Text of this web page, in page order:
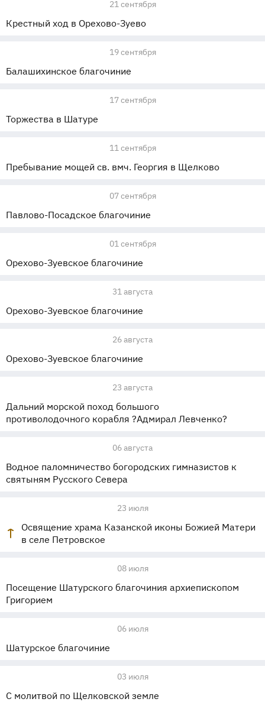
21 сентября
Крестный ход в Орехово-Зуево
19 сентября
Балашихинское благочиние
17 сентября
Торжества в Шатуре
11 сентября
Пребывание мощей св. вмч. Георгия в Щелково
07 сентября
Павлово-Посадское благочиние
01 сентября
Орехово-Зуевское благочиние
31 августа
Орехово-Зуевское благочиние
26 августа
Орехово-Зуевское благочиние
23 августа
Дальний морской поход большого
противолодочного корабля ?Адмирал Левченко?
06 августа
Водное паломничество богородских гимназистов к
святыням Русского Севера
23 июля
Освящение храма Казанской иконы Божией Матери
в селе Петровское
08 июля
Посещение Шатурского благочиния архиепископом
Григорием
06 июля
Шатурское благочиние
03 июля
С молитвой по Щелковской земле